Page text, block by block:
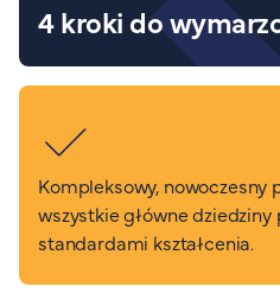
4 kroki do
Kompleksowy,
wszystkie główne
standardami kształcenia.